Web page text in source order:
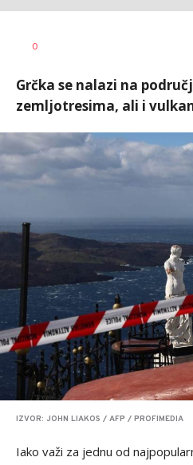
0
Grčka se nalazi na
zemljotresima, ali i
IZVOR: JOHN LIAKOS / AFP / PROFIMEDIA
Iako važi za jednu od